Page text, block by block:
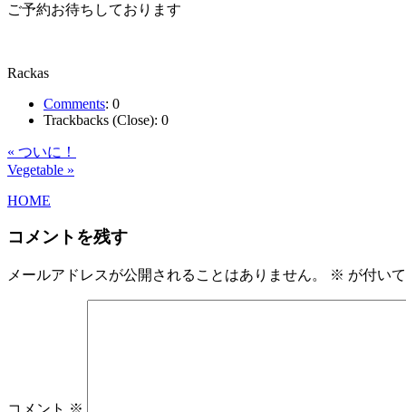
ご予約お待ちしております
Rackas
Comments: 0
Trackbacks (Close): 0
« ついに！
Vegetable »
HOME
コメントを残す
メールアドレスが公開されることはありません。 ※ が付い